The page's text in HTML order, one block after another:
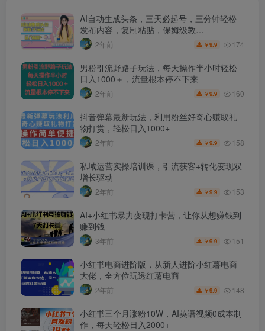
AI自动生成头条，三天必起号，三分钟轻松
发布内容，复制粘贴，保姆级教…
2年前 ￥9.9 174
男粉引流野路子玩法，每天操作半小时轻松
日入1000＋，流量根本停不下来
2年前 ￥9.9 160
抖音弹幕最新玩法，利用粉丝好奇心赚取礼
物打赏，轻松日入1000+
2年前 ￥9.9 158
私域运营实操培训课，引流获客+转化变现双
增长驱动
2年前 ￥9.9 153
AI+小红书暴力变现打卡营，让你从想赚钱到
赚到钱
3年前 ￥9.9 151
小红书电商进阶版，从新人进阶小红薯电商
大佬，全方位玩透红薯电商
2年前 ￥9.9 148
小红书三个月涨粉10W，AI英语视频0成本制
作，每天轻松日入2000+